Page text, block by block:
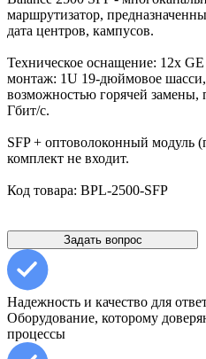
маршрутизатор,
дата центров, кампусов.
Техническое оснащение: 12x
монтаж: 1U 19-дюймовое шасси,
возможностью горячей замены,
Гбит/с.
SFP + оптоволоконный модуль
комплект не входит.
Код товара: BPL-2500-SFP
Задать вопрос
Надежность и качество для
Оборудование, которому
процессы